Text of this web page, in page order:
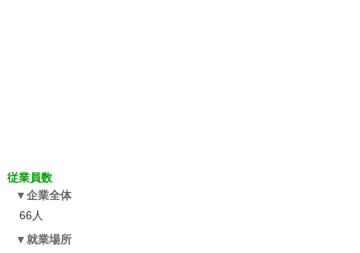
従業員数
企業全体
66人
就業場所